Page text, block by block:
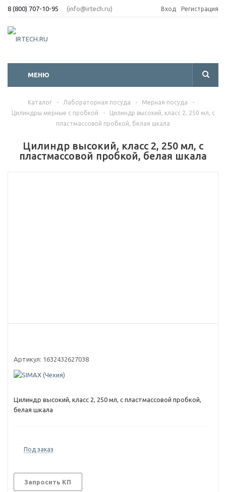
8 (800) 707-10-95 (info@irtech.ru) Вход Регистрация
МЕНЮ
Каталог - Лабораторная посуда - Мерная посуда
-
Цилиндры мерные с пробкой
-
Цилиндр высокий, класс 2, 250 мл, с
пластмассовой пробкой, белая шкала
Цилиндр высокий, класс 2, 250 мл, с
пластмассовой пробкой, белая шкала
Артикул: 1632432627038
Цилиндр высокий, класс 2, 250 мл, с пластмассовой пробкой,
белая шкала
Под заказ
Запросить КП